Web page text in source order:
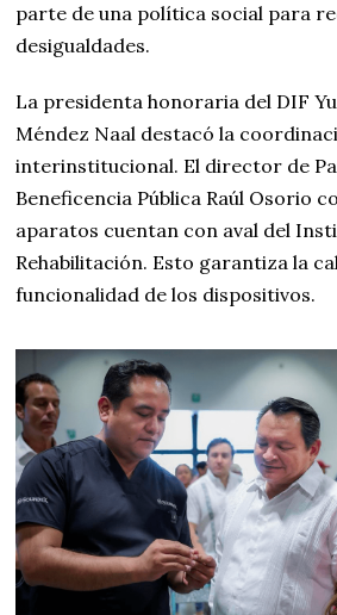
parte de una política social para
desigualdades.
La presidenta honoraria del DIF
Méndez Naal destacó la
interinstitucional. El director de
Beneficencia Pública Raúl Osorio
aparatos cuentan con aval del
Rehabilitación. Esto garantiza la
funcionalidad de los dispositivos.